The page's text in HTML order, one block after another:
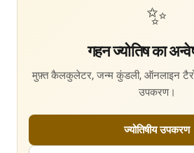
✨
गहन ज्योतिष का
मुफ़्त कैलकुलेटर, जन्म कुंडली, ऑनलाइन
उपकरण।
ज्योतिषीय उपकरण